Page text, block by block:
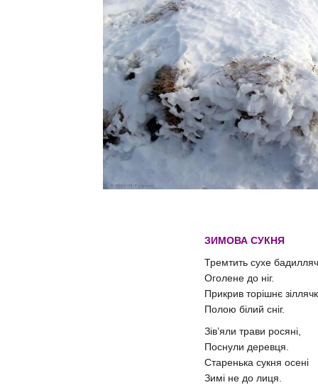
ЗИМОВА СУКНЯ
Тремтить сухе
Оголене до ніг.
Прикрив торішнє
Полою білий сніг.
Зів’яли трави росяні,
Поснули деревця.
Старенька сукня осені
Зимі не до лиця.